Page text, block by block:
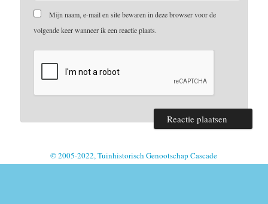
Mijn naam, e-mail en site bewaren in deze browser voor de
volgende keer wanneer ik een reactie plaats.
© 2005-2022, Tuinhistorisch Genootschap Cascade